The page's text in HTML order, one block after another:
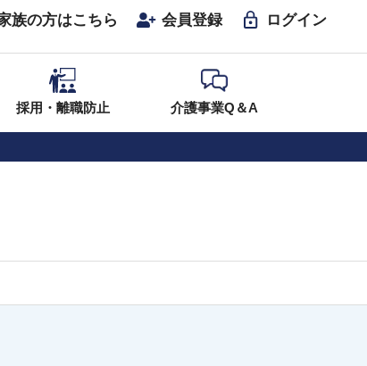
族の方はこちら 会員登録 ログイン
採用・離職防止 介護事業Q＆A